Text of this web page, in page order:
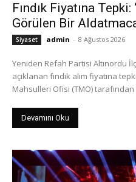
Fındık Fiyatına
Görülen Bir
Siyaset admin - 8 Ağustos 2026
Yeniden Refah Partisi Altınordu
açıklanan fındık alım fiyatına
Mahsulleri Ofisi (TMO) tarafından
Devamını Oku